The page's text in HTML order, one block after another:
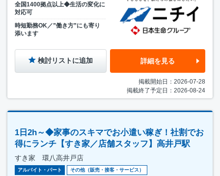
全国1400拠点以上◆生活の変化に
対応可
時短勤務OK／”働き方”にも寄り
添います
検討リストに追加 詳細を見る
掲載開始日：2026-07-28
掲載終了予定日：2026-08-24
1日2h～◆家事のスキマでお小遣い稼ぎ！社割でお
得にランチ【すき家／店舗スタッフ】高井戸駅
すき家 環八高井戸店
アルバイト・パート その他（販売・接客・サービス）